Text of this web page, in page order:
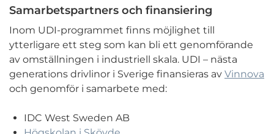
Samarbetspartners och finansiering
Inom UDI-programmet finns möjlighet till
ytterligare ett steg som kan bli ett genomförande
av omställningen i industriell skala. UDI – nästa
generations drivlinor i Sverige finansieras av Vinnova
och genomför i samarbete med:
IDC West Sweden AB